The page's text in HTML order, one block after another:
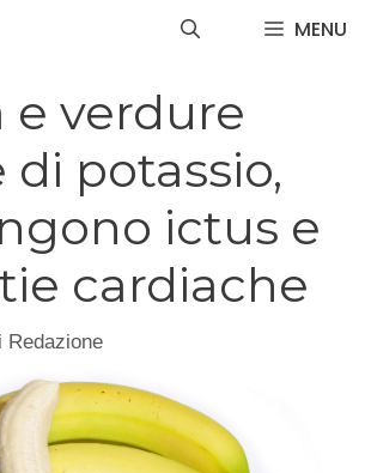
MENU
e verdure
di potassio,
ictus e
cardiache
Redazione